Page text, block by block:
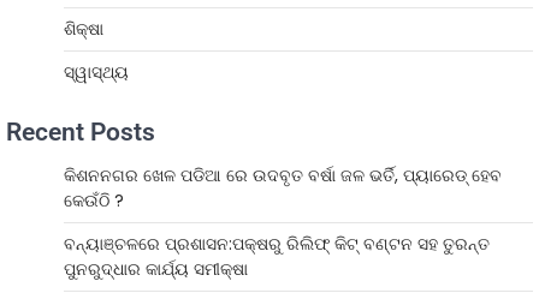
ଶିକ୍ଷା
ସ୍ୱାସ୍ଥ୍ୟ
Recent Posts
କିଶନନଗର ଖେଳ ପଡିଆ ରେ ଉଦବୃତ ବର୍ଷା ଜଳ ଭର୍ତି, ପ୍ୟାରେଡ୍ ହେବ
କେଉଁଠି ?
ବନ୍ୟାଞ୍ଚଳରେ ପ୍ରଶାସନ:ପକ୍ଷରୁ ରିଲିଫ୍ କିଟ୍ ବଣ୍ଟନ ସହ ତୁରନ୍ତ
ପୁନରୁଦ୍ଧାର କାର୍ଯ୍ୟ ସମୀକ୍ଷା